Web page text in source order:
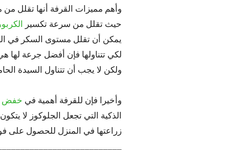
وأهم مميزات القرفة أنها تقلل
حيث تقلل من سرعة تكسير
يمكن أن تقلل مستوى السكر في الدم لدى
لكي تتناولها فإن أفضل جرعة لها هي حوالي 6 جرام يتم
ولكن لا يجب أن تتناول السيدة
وأخيرا فإن للقرفة أهمية في خفض
الذكية التي تجعل الجلوكوز لا
زراعتها في المنزل للحصول على